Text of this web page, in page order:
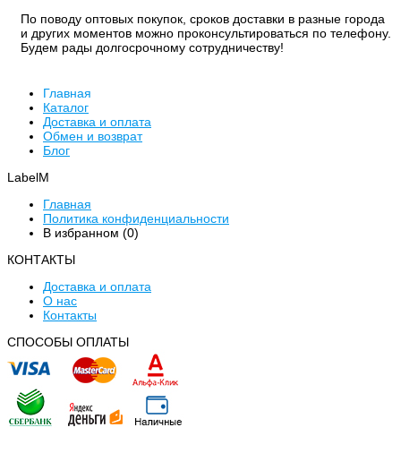
По поводу оптовых покупок, сроков доставки в разные города
и других моментов можно проконсультироваться по телефону.
Будем рады долгосрочному сотрудничеству!
Главная
Каталог
Доставка и оплата
Обмен и возврат
Блог
LabelM
Главная
Политика конфиденциальности
В избранном (0)
КОНТАКТЫ
Доставка и оплата
О нас
Контакты
CПОСОБЫ ОПЛАТЫ